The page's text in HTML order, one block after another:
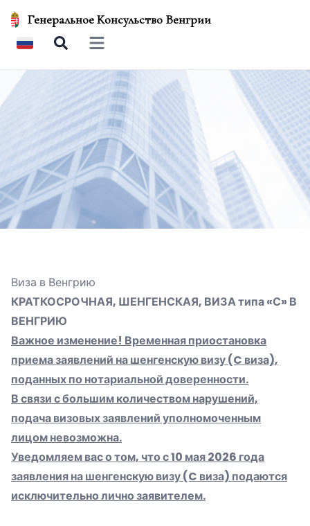
Генеральное Консульство Венгрии
Open main menu
Виза в Венгрию
КРАТКОСРОЧНАЯ, ШЕНГЕНСКАЯ, ВИЗА типа «С» В
ВЕНГРИЮ
Важное изменение! Временная приостановка
приема заявлений на шенгенскую визу (C виза),
поданных по нотариальной доверенности.
В связи с большим количеством нарушений,
подача визовых заявлений уполномоченным
лицом невозможна.
Уведомляем вас о том, что с 10 мая 2026 года
заявления на шенгенскую визу (C виза) подаются
исключительно лично заявителем.